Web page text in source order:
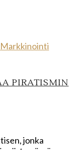
Markkinointi
PIRATISMIN
jonka